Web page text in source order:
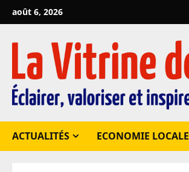
Passer
au
contenu
août 6, 2026
ACTUALITÉS ECONOMIE LOCALE